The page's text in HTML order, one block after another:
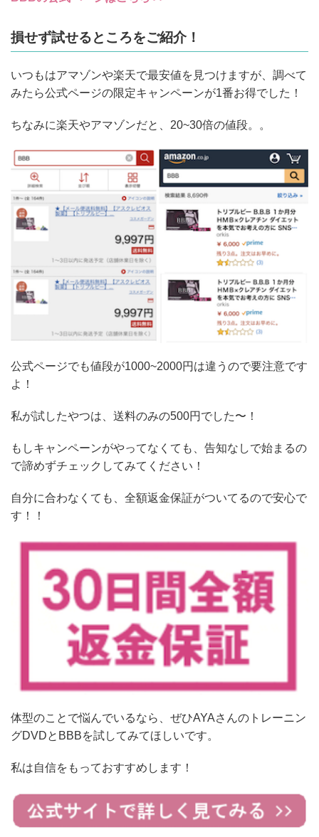
損せず試せるところをご紹介！
いつもはアマゾンや楽天で最安値を見つけますが、調べて
みたら公式ページの限定キャンペーンが1番お得でした！
ちなみに楽天やアマゾンだと、20~30倍の値段。。
公式ページでも値段が1000~2000円は違うので要注意です
よ！
私が試したやつは、送料のみの500円でした〜！
もしキャンペーンがやってなくても、告知なしで始まるの
で諦めずチェックしてみてください！
自分に合わなくても、全額返金保証がついてるので安心で
す！！
体型のことで悩んでいるなら、ぜひAYAさんのトレーニン
グDVDとBBBを試してみてほしいです。
私は自信をもっておすすめします！